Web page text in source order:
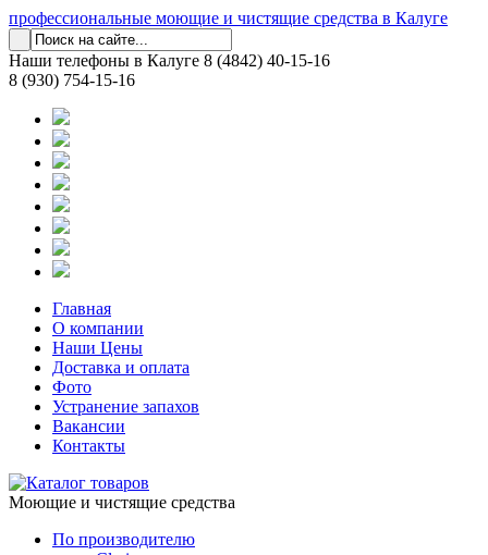
профессиональные моющие и чистящие средства в Калуге
Наши телефоны в Калуге 8 (4842) 40-15-16
8 (930) 754-15-16
Главная
О компании
Наши Цены
Доставка и оплата
Фото
Устранение запахов
Вакансии
Контакты
Моющие и чистящие средства
По производителю